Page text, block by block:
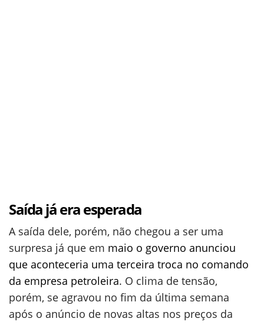
Saída já era esperada
A saída dele, porém, não chegou a ser uma
surpresa já que em maio o governo anunciou
que aconteceria uma terceira troca no comando
da empresa petroleira. O clima de tensão,
porém, se agravou no fim da última semana
após o anúncio de novas altas nos preços da